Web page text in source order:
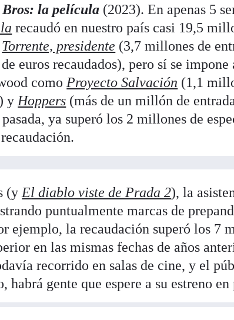
la película (2023). En apenas 5
recaudó en nuestro país casi 19,5
Torrente, presidente (3,7 millones de
euros recaudados), pero sí se impone
como Proyecto Salvación (1,1
y Hoppers (más de un millón de
ya superó los 2 millones de
(y El diablo viste de Prada 2), la
puntualmente marcas de
ejemplo, la recaudación superó los 7
en las mismas fechas de años
recorrido en salas de cine, y el
habrá gente que espere a su estreno